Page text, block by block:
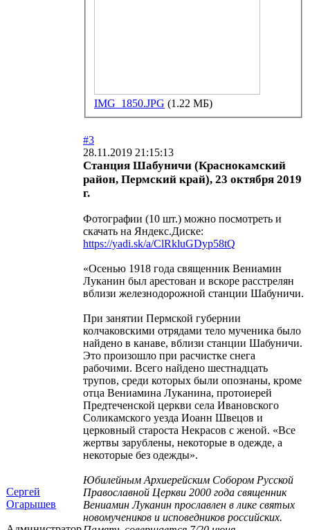
IMG_1850.JPG (1.22 МБ)
Сергей
Огарышев
#3
28.11.2019 21:15:13
Станция Шабуничи (Краснокамский
район, Пермский край), 23 октября 2019
г.
Фотографии (10 шт.) можно посмотреть и
скачать на Яндекс.Диске:
https://yadi.sk/a/ClRkluGDyp58tQ
«Осенью 1918 года священник Вениамин
Луканин был арестован и вскоре расстрелян
вблизи железнодорожной станции Шабуничи.
При занятии Пермской губернии
колчаковскими отрядами тело мученика было
найдено в канаве, вблизи станции Шабуничи.
Это произошло при расчистке снега
рабочими. Всего найдено шестнадцать
трупов, среди которых были опознаны, кроме
отца Вениамина Луканина, протоиерей
Предтеченской церкви села Ивановского
Соликамского уезда Иоанн Швецов и
церковный староста Некрасов с женой. «Все
жертвы зарублены, некоторые в одежде, а
некоторые без одежды».
Юбилейным Архиерейским Собором Русской
Православной Церкви 2000 года священник
Вениамин Луканин прославлен в лике святых
новомучеников и исповедников российских.